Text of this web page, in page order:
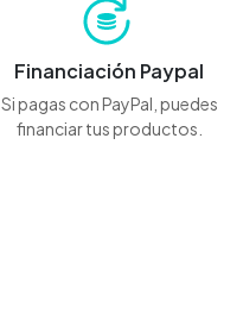
Financiación Paypal
Si pagas con PayPal, puedes
financiar tus productos.